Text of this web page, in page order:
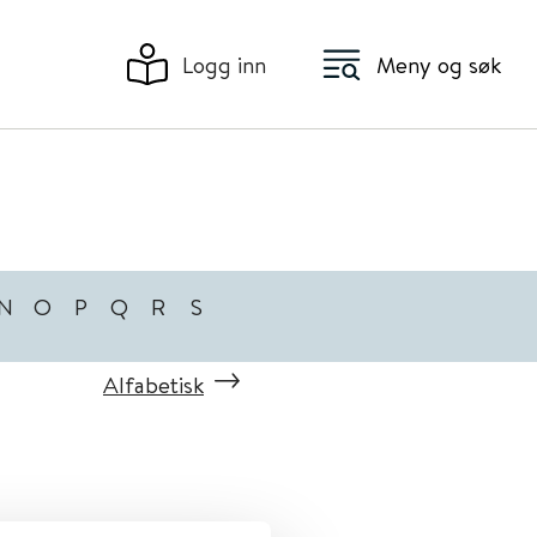
Logg inn Meny og søk
O P Q R S
Alfabetisk